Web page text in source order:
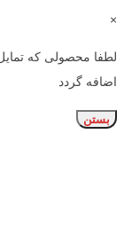
×
لطفا محصولی که تمایل
اضافه گردد
بستن